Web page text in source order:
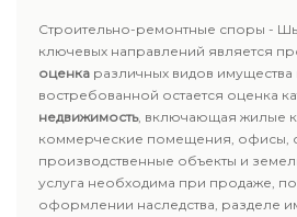
Строительно-ремонтные споры -
ключевых направлений является
оценка различных видов
востребованной остается оценка
недвижимость, включающая жилые
коммерческие помещения, офисы,
производственные объекты и
услуга необходима при продаже,
оформлении наследства, разделе